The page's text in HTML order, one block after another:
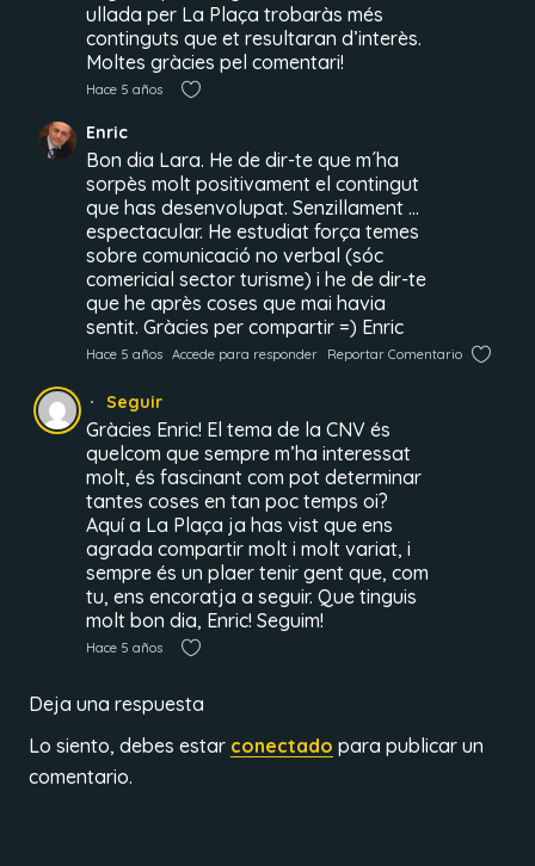
ullada per La Plaça trobaràs més
continguts que et resultaran d’interès.
Moltes gràcies pel comentari!
Hace 5 años
Enric
Bon dia Lara. He de dir-te que m´ha
sorpès molt positivament el contingut
que has desenvolupat. Senzillament …
espectacular. He estudiat força temes
sobre comunicació no verbal (sóc
comericial sector turisme) i he de dir-te
que he après coses que mai havia
sentit. Gràcies per compartir =) Enric
Hace 5 años Accede para responder Reportar Comentario
Seguir
Gràcies Enric! El tema de la CNV és
quelcom que sempre m’ha interessat
molt, és fascinant com pot determinar
tantes coses en tan poc temps oi?
Aquí a La Plaça ja has vist que ens
agrada compartir molt i molt variat, i
sempre és un plaer tenir gent que, com
tu, ens encoratja a seguir. Que tinguis
molt bon dia, Enric! Seguim!
Hace 5 años
Deja una respuesta
Lo siento, debes estar conectado para publicar un
comentario.